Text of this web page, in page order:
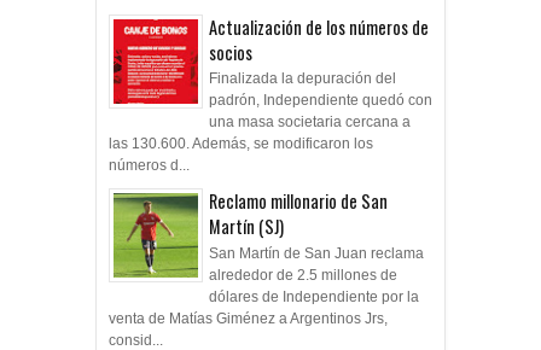
Actualización de los números de
socios
Finalizada la depuración del
padrón, Independiente quedó con
una masa societaria cercana a
las 130.600. Además, se modificaron los
números d...
Reclamo millonario de San
Martín (SJ)
San Martín de San Juan reclama
alrededor de 2.5 millones de
dólares de Independiente por la
venta de Matías Giménez a Argentinos Jrs,
consid...